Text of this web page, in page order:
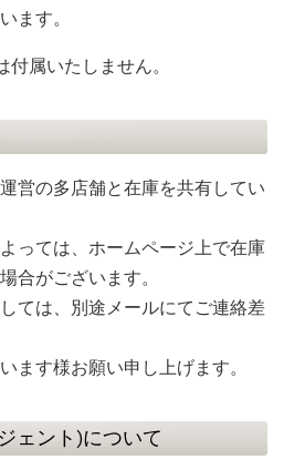
ます。
属いたしません。
営の多店舗と在庫を共有してい
っては、ホームページ上で在庫
合がございます。
ては、別途メールにてご連絡差
ます様お願い申し上げます。
ェント)について